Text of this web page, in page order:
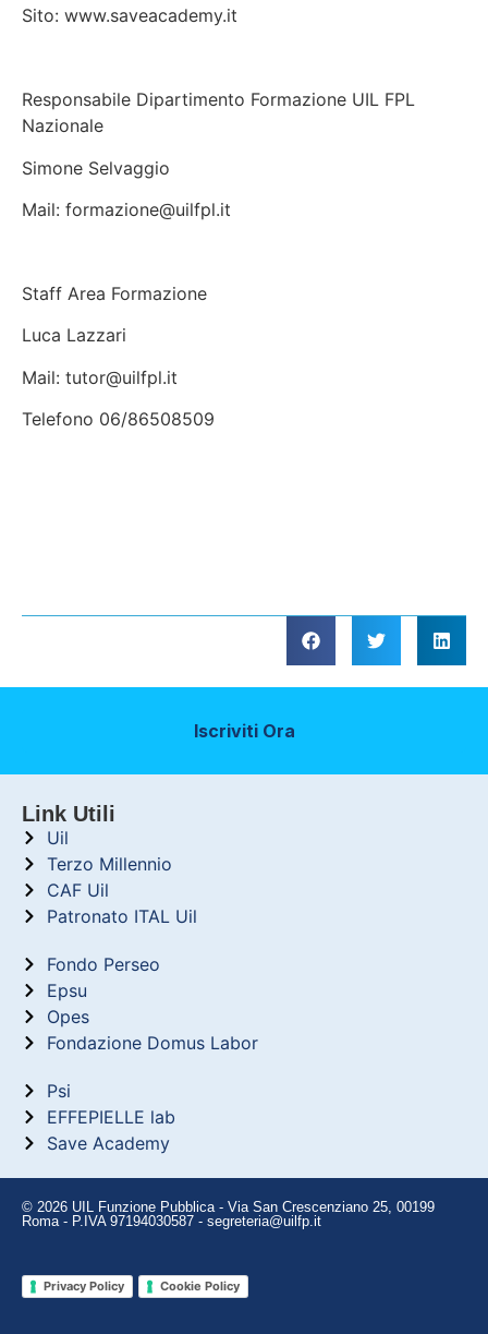
Sito: www.saveacademy.it
Responsabile Dipartimento Formazione UIL FPL
Nazionale
Simone Selvaggio
Mail: formazione@uilfpl.it
Staff Area Formazione
Luca Lazzari
Mail: tutor@uilfpl.it
Telefono 06/86508509
Iscriviti Ora
Link Utili
Uil
Terzo Millennio
CAF Uil
Patronato ITAL Uil
Fondo Perseo
Epsu
Opes
Fondazione Domus Labor
Psi
EFFEPIELLE lab
Save Academy
© 2026 UIL Funzione Pubblica - Via San Crescenziano 25, 00199
Roma - P.IVA 97194030587 - segreteria@uilfp.it
Privacy Policy Cookie Policy